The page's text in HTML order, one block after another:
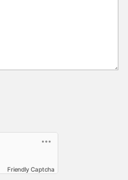
Friendly Captcha